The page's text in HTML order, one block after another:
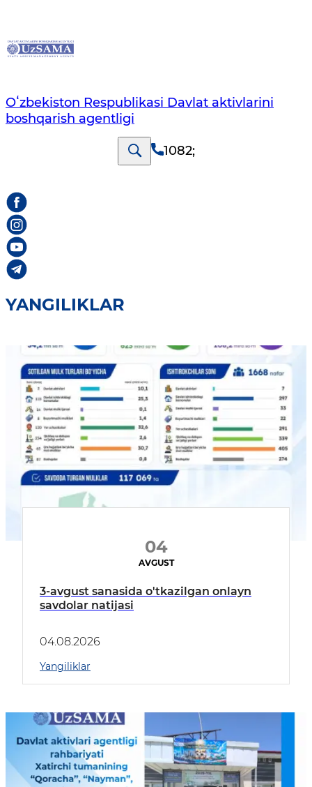
Oʻzbekiston Respublikasi Davlat aktivlarini
boshqarish agentligi
1082;
YANGILIKLAR
04
AVGUST
3-avgust sanasida o'tkazilgan onlayn
savdolar natijasi
04.08.2026
Yangiliklar